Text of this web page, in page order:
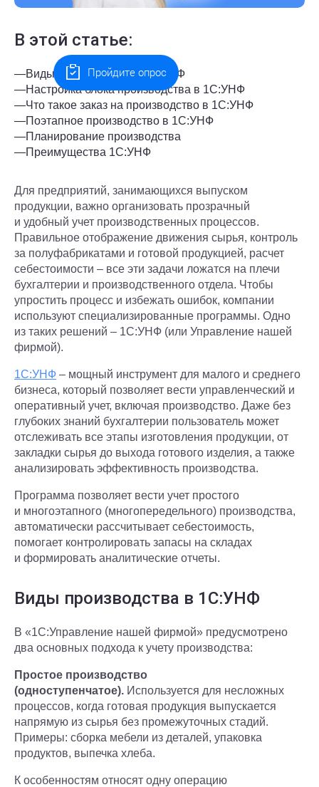
В этой статье:
—Виды производства в 1С:УНФ
—Настройка блока производства в 1С:УНФ
—Что такое заказ на производство в 1С:УНФ
—Поэтапное производство в 1С:УНФ
—Планирование производства
—Преимущества 1С:УНФ
Для предприятий, занимающихся выпуском
продукции, важно организовать прозрачный
и удобный учет производственных процессов.
Правильное отображение движения сырья, контроль
за полуфабрикатами и готовой продукцией, расчет
себестоимости – все эти задачи ложатся на плечи
бухгалтерии и производственного отдела. Чтобы
упростить процесс и избежать ошибок, компании
используют специализированные программы. Одно
из таких решений – 1С:УНФ (или Управление нашей
фирмой).
1С:УНФ – мощный инструмент для малого и среднего
бизнеса, который позволяет вести управленческий и
оперативный учет, включая производство. Даже без
глубоких знаний бухгалтерии пользователь может
отслеживать все этапы изготовления продукции, от
закладки сырья до выхода готового изделия, а также
анализировать эффективность производства.
Программа позволяет вести учет простого
и многоэтапного (многопередельного) производства,
автоматически рассчитывает себестоимость,
помогает контролировать запасы на складах
и формировать аналитические отчеты.
Виды производства в 1С:УНФ
В «1С:Управление нашей фирмой» предусмотрено
два основных подхода к учету производства:
Простое производство
(одноступенчатое). Используется для несложных
процессов, когда готовая продукция выпускается
напрямую из сырья без промежуточных стадий.
Примеры: сборка мебели из деталей, упаковка
продуктов, выпечка хлеба.
К особенностям относят одну операцию
Пройдите опрос